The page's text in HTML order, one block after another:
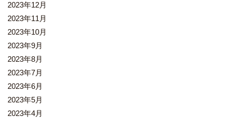
2023年12月
2023年11月
2023年10月
2023年9月
2023年8月
2023年7月
2023年6月
2023年5月
2023年4月